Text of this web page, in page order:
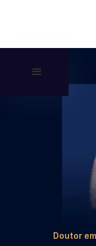
Doutor